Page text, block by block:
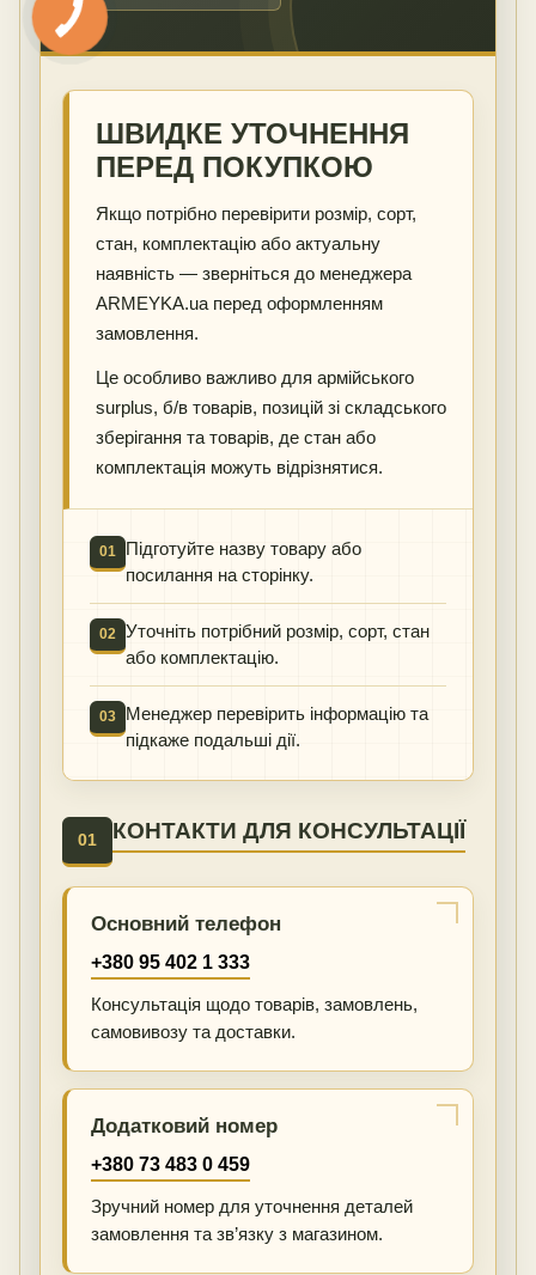
ШВИДКЕ УТОЧНЕННЯ
ПЕРЕД ПОКУПКОЮ
Якщо потрібно перевірити розмір, сорт,
стан, комплектацію або актуальну
наявність — зверніться до менеджера
ARMEYKA.ua перед оформленням
замовлення.
Це особливо важливо для армійського
surplus, б/в товарів, позицій зі складського
зберігання та товарів, де стан або
комплектація можуть відрізнятися.
01
Підготуйте назву товару або
посилання на сторінку.
02 Уточніть потрібний розмір, сорт, стан
або комплектацію.
03
Менеджер перевірить інформацію та
підкаже подальші дії.
01 КОНТАКТИ ДЛЯ КОНСУЛЬТАЦІЇ
Основний телефон
+380 95 402 1 333
Консультація щодо товарів, замовлень,
самовивозу та доставки.
Додатковий номер
+380 73 483 0 459
Зручний номер для уточнення деталей
замовлення та зв’язку з магазином.